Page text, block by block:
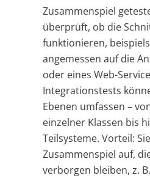
Zusammenspiel
überprüft, ob die
funktionieren,
angemessen auf die
oder eines Web-
Integrationstests
Ebenen umfassen –
einzelner Klassen bis
Teilsysteme. Vorteil:
Zusammenspiel auf,
verborgen bleiben, z.